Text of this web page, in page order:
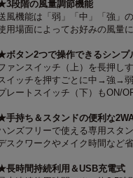
段階の風量調節機能
風機能は「弱」「中」「強」
用場面によってお好みの風量に
ボタン2つで操作できるシンプ
ァンスイッチ（上）を長押し
イッチを押すごとに中→強→弱
レートスイッチ（下）もON/
手持ち＆スタンドの便利な
ンズフリーで使える専用スタ
スクワークやメイク時間など
長時間持続利用＆USB充電式